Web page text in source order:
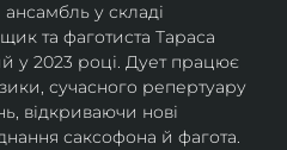
у складі
та фаготиста Тараса
у 2023 році. Дует працює
сучасного репертуару
відкриваючи нові
саксофона й фагота.